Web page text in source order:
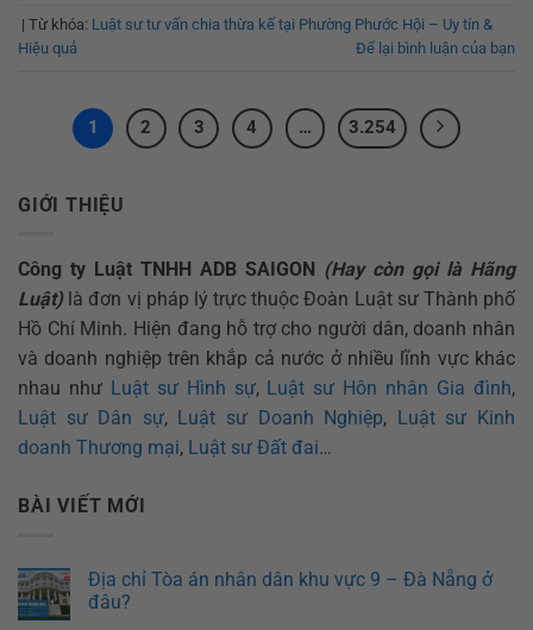
| Từ khóa: Luật sư tư vấn chia thừa kế tại Phường Phước Hội – Uy tín &
Hiệu quả
Để lại bình luận của bạn
1 2 3 4 … 3.254
GIỚI THIỆU
Công ty Luật TNHH ADB SAIGON (Hay còn gọi là Hãng
Luật) là đơn vị pháp lý trực thuộc Đoàn Luật sư Thành phố
Hồ Chí Minh. Hiện đang hỗ trợ cho người dân, doanh nhân
và doanh nghiệp trên khắp cả nước ở nhiều lĩnh vực khác
nhau như Luật sư Hình sự, Luật sư Hôn nhân Gia đình,
Luật sư Dân sự, Luật sư Doanh Nghiệp, Luật sư Kinh
doanh Thương mại, Luật sư Đất đai…
BÀI VIẾT MỚI
Địa chỉ Tòa án nhân dân khu vực 9 – Đà Nẵng ở
đâu?